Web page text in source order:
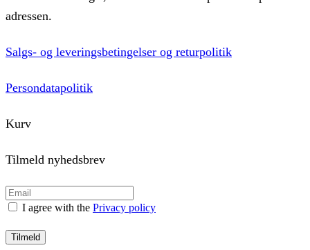
adressen.
Salgs- og leveringsbetingelser og returpolitik
Persondatapolitik
Kurv
Tilmeld nyhedsbrev
I agree with the Privacy policy
Tilmeld